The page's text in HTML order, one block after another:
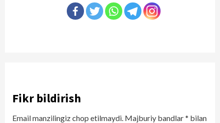
Fikr bildirish
Email manzilingiz chop etilmaydi. Majburiy bandlar* bilan